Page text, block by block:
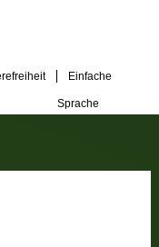
Einfache
Sprache